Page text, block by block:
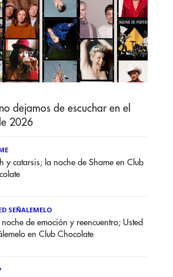
dejamos de escuchar en el
2026
y catarsis; la noche de Shame en Club
SEÑALEMELO
de emoción y reencuentro; Usted
en Club Chocolate